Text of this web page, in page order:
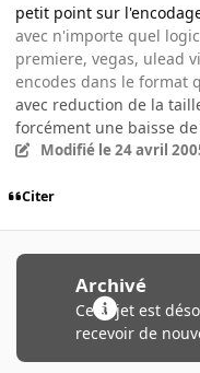
petit point sur
avec n'importe quel
premiere, vegas, ulead
encodes dans le format
avec reduction de la
forcément une baisse
Modifié le 24 avril
Citer
Archivé
Ce sujet est
recevoir de